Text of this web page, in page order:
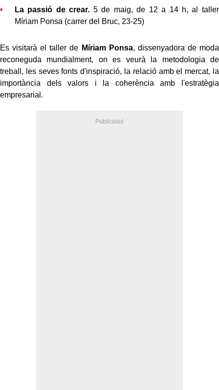
La passió de crear. 5 de maig, de 12 a 14 h, al taller
Míriam Ponsa (carrer del Bruc, 23-25)
Es visitarà el taller de Míriam Ponsa, dissenyadora de moda
reconeguda mundialment, on es veurà la metodologia de
treball, les seves fonts d'inspiració, la relació amb el mercat, la
importància dels valors i la coherència amb l'estratègia
empresarial.